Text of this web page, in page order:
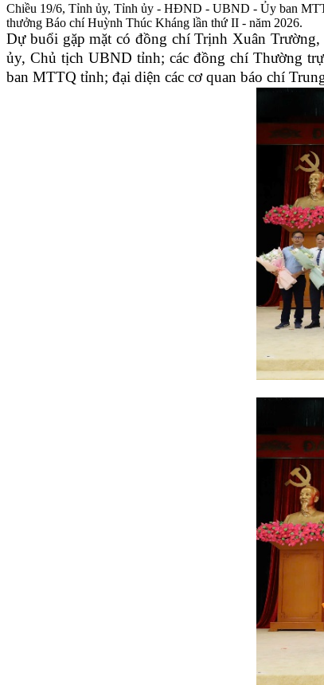
Chiều 19/6, Tỉnh ủy, Tỉnh ủy - HĐND - UBND - Ủy ban
thưởng Báo chí Huỳnh Thúc Kháng lần thứ II - năm 2026.
Dự buổi gặp mặt có đồng chí Trịnh Xuân
ủy, Chủ tịch UBND tỉnh; các đồng chí Thường
ban MTTQ tỉnh; đại diện các cơ quan báo chí